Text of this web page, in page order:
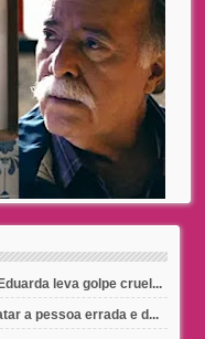
leva golpe cruel...
a pessoa errada e d...